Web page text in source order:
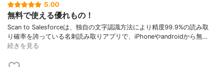
5.00
無料で使える優れもの！
Scan to Salesforceは、独自の文字認識方法により精度99.9%の読み取
り確率を誇っている名刺読み取りアプリで、iPhoneやandroidから無…
続きを見る